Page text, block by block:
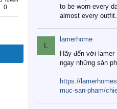
0
to be worn every
almost every outfit.
L
lamerhome
Hãy đến với lamer
ngay những sản
https://
muc-san-pham/